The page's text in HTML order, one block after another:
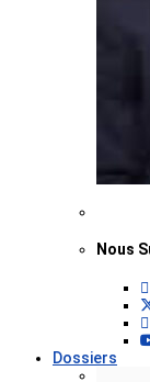
Nous
Dossiers